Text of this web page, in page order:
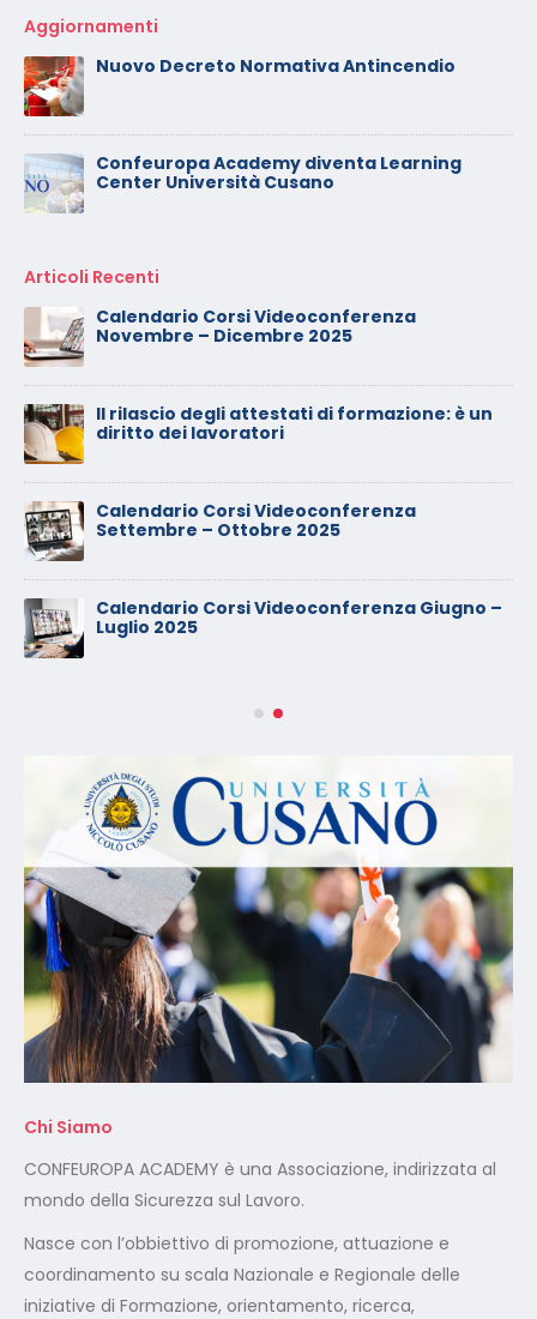
Aggiornamenti
Nuovo Decreto Normativa Antincendio
Confeuropa Academy diventa Learning
Center Università Cusano
Articoli Recenti
Calendario Corsi Videoconferenza
Novembre – Dicembre 2025
Il rilascio degli attestati di formazione: è un
diritto dei lavoratori
Calendario Corsi Videoconferenza
Settembre – Ottobre 2025
Calendario Corsi Videoconferenza Giugno –
Luglio 2025
Chi Siamo
CONFEUROPA ACADEMY è una Associazione, indirizzata al
mondo della Sicurezza sul Lavoro.
Nasce con l’obbiettivo di promozione, attuazione e
coordinamento su scala Nazionale e Regionale delle
iniziative di Formazione, orientamento, ricerca,